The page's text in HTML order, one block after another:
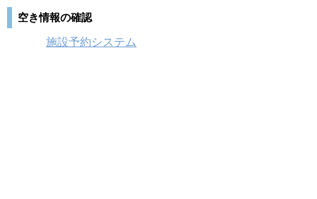
空き情報の確認
施設予約システム